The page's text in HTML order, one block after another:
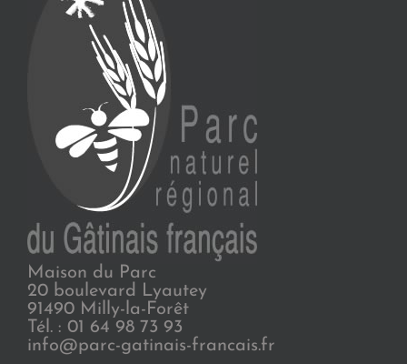
Maison du Parc
20 boulevard Lyautey
91490 Milly-la-Forêt
Tél. : 01 64 98 73 93
info@parc-gatinais-francais.fr